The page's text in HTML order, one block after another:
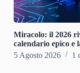
Miracolo: il 2026
calendario epico e
5 Agosto 2026
1